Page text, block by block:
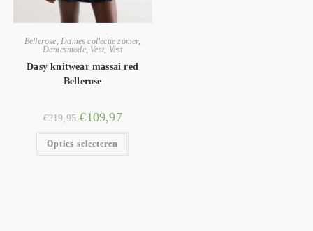
Bellerose Dames collectie zomer,
Damesmode, Vest, Vest
Dasy knitwear massai red
Bellerose
€219,95 €109,97
Opties selecteren